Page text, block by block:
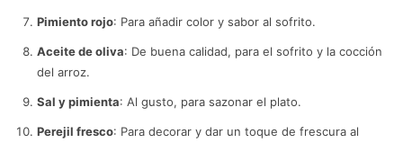
Pimiento rojo: Para añadir color y sabor al sofrito.
Aceite de oliva: De buena calidad, para el sofrito y la cocción
del arroz.
Sal y pimienta: Al gusto, para sazonar el plato.
Perejil fresco: Para decorar y dar un toque de frescura al